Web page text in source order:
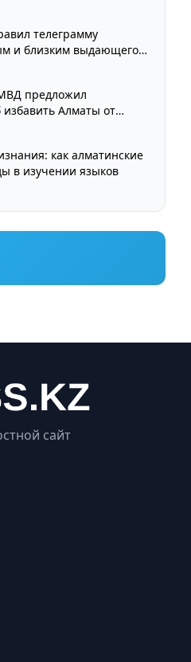
телеграмму
и близким выдающегося
предложил
Алматы от
как алматинские
в изучении языков
сайт